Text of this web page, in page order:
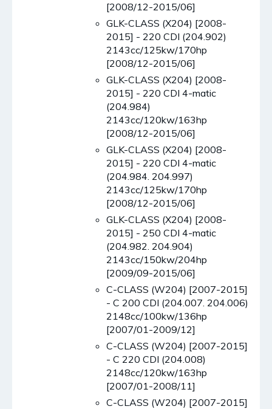
[2008/12-2015/06]
GLK-CLASS (X204) [2008-
2015] - 220 CDI (204.902)
2143cc/125kw/170hp
[2008/12-2015/06]
GLK-CLASS (X204) [2008-
2015] - 220 CDI 4-matic
(204.984)
2143cc/120kw/163hp
[2008/12-2015/06]
GLK-CLASS (X204) [2008-
2015] - 220 CDI 4-matic
(204.984. 204.997)
2143cc/125kw/170hp
[2008/12-2015/06]
GLK-CLASS (X204) [2008-
2015] - 250 CDI 4-matic
(204.982. 204.904)
2143cc/150kw/204hp
[2009/09-2015/06]
C-CLASS (W204) [2007-2015]
- C 200 CDI (204.007. 204.006)
2148cc/100kw/136hp
[2007/01-2009/12]
C-CLASS (W204) [2007-2015]
- C 220 CDI (204.008)
2148cc/120kw/163hp
[2007/01-2008/11]
C-CLASS (W204) [2007-2015]